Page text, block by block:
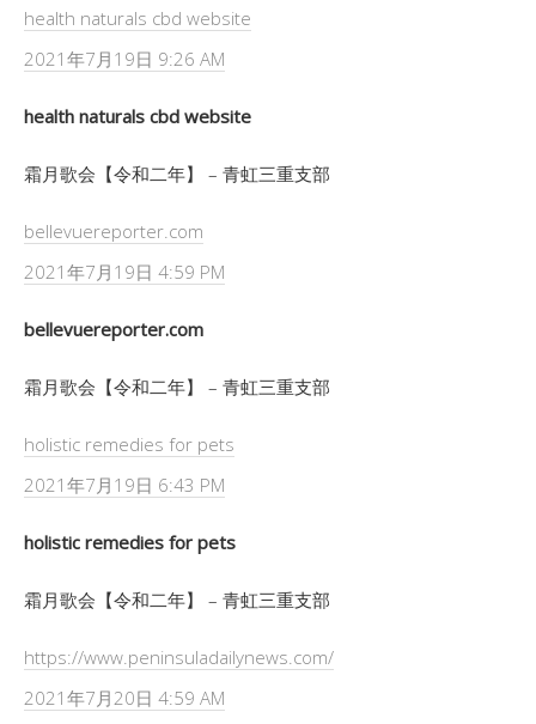
health naturals cbd website
2021年7月19日 9:26 AM
health naturals cbd website
霜月歌会【令和二年】 – 青虹三重支部
bellevuereporter.com
2021年7月19日 4:59 PM
bellevuereporter.com
霜月歌会【令和二年】 – 青虹三重支部
holistic remedies for pets
2021年7月19日 6:43 PM
holistic remedies for pets
霜月歌会【令和二年】 – 青虹三重支部
https://www.peninsuladailynews.com/
2021年7月20日 4:59 AM